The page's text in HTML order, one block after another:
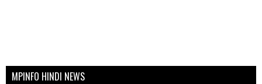
MPINFO HINDI NEWS